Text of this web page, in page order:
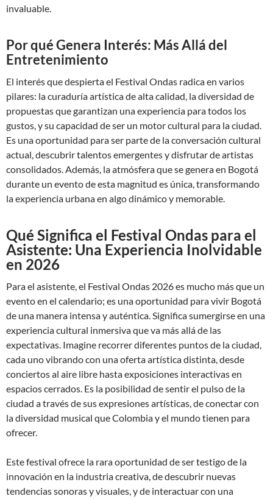
invaluable.
Por qué Genera Interés: Más Allá del
Entretenimiento
El interés que despierta el Festival Ondas radica en varios
pilares: la curaduría artística de alta calidad, la diversidad de
propuestas que garantizan una experiencia para todos los
gustos, y su capacidad de ser un motor cultural para la ciudad.
Es una oportunidad para ser parte de la conversación cultural
actual, descubrir talentos emergentes y disfrutar de artistas
consolidados. Además, la atmósfera que se genera en Bogotá
durante un evento de esta magnitud es única, transformando
la experiencia urbana en algo dinámico y memorable.
Qué Significa el Festival Ondas para el
Asistente: Una Experiencia Inolvidable
en 2026
Para el asistente, el Festival Ondas 2026 es mucho más que un
evento en el calendario; es una oportunidad para vivir Bogotá
de una manera intensa y auténtica. Significa sumergirse en una
experiencia cultural inmersiva que va más allá de las
expectativas. Imagine recorrer diferentes puntos de la ciudad,
cada uno vibrando con una oferta artística distinta, desde
conciertos al aire libre hasta exposiciones interactivas en
espacios cerrados. Es la posibilidad de sentir el pulso de la
ciudad a través de sus expresiones artísticas, de conectar con
la diversidad musical que Colombia y el mundo tienen para
ofrecer.
Este festival ofrece la rara oportunidad de ser testigo de la
innovación en la industria creativa, de descubrir nuevas
tendencias sonoras y visuales, y de interactuar con una